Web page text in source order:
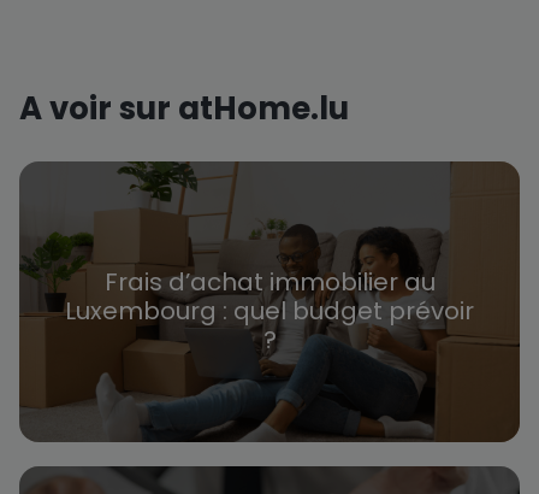
A voir sur atHome.lu
Frais d’achat immobilier au
Luxembourg : quel budget prévoir
?